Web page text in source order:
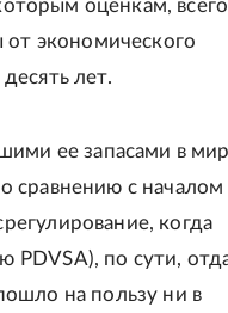
оценкам,
экономического
лет.
ее запасами в
сравнению с началом
когда
PDVSA), по сути,
на пользу ни в